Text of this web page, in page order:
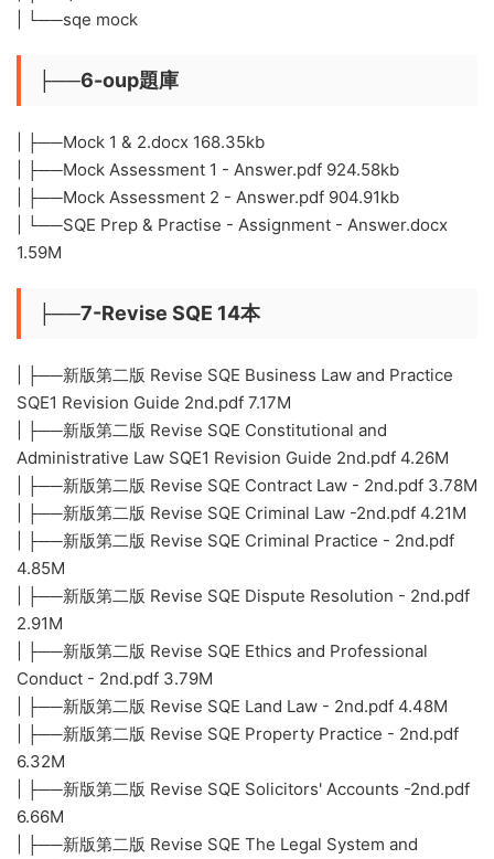
| └──sqe mock
├──6-oup題庫
| ├──Mock 1 & 2.docx 168.35kb
| ├──Mock Assessment 1 - Answer.pdf 924.58kb
| ├──Mock Assessment 2 - Answer.pdf 904.91kb
| └──SQE Prep & Practise - Assignment - Answer.docx
1.59M
├──7-Revise SQE 14本
| ├──新版第二版 Revise SQE Business Law and Practice
SQE1 Revision Guide 2nd.pdf 7.17M
| ├──新版第二版 Revise SQE Constitutional and
Administrative Law SQE1 Revision Guide 2nd.pdf 4.26M
| ├──新版第二版 Revise SQE Contract Law - 2nd.pdf 3.78M
| ├──新版第二版 Revise SQE Criminal Law -2nd.pdf 4.21M
| ├──新版第二版 Revise SQE Criminal Practice - 2nd.pdf
4.85M
| ├──新版第二版 Revise SQE Dispute Resolution - 2nd.pdf
2.91M
| ├──新版第二版 Revise SQE Ethics and Professional
Conduct - 2nd.pdf 3.79M
| ├──新版第二版 Revise SQE Land Law - 2nd.pdf 4.48M
| ├──新版第二版 Revise SQE Property Practice - 2nd.pdf
6.32M
| ├──新版第二版 Revise SQE Solicitors' Accounts -2nd.pdf
6.66M
| ├──新版第二版 Revise SQE The Legal System and